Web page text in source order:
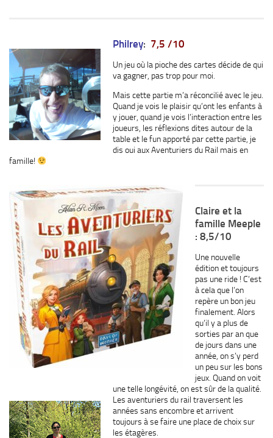
Philrey: 7,5 /10
Un jeu où la pioche des cartes décide de qui
va gagner, pas trop pour moi.
Mais cette partie m’a réconcilié avec le jeu.
Quand je vois le plaisir qu’ont les enfants à
y jouer, quand je vois l’interaction entre les
joueurs, les réflexions dites autour de la
table et lefunapporté par cette partie, je
dis oui aux Aventuriers du Rail mais en
famille!
Claire et la
famille Meeple
: 8,5/10
Une nouvelle
édition et toujours
pas une ride ! C’est
à cela que l’on
repère un bon jeu
finalement. Alors
qu’il y a plus de
sorties par an que
de jours dans une
année, on s’y perd
un peu sur les bons
jeux. Quand on voit
une telle longévité, on est sûr de la qualité.
Les aventuriers du rail traversent les
années sans encombre et arrivent
toujours à se faire une place de choix sur
les étagères.